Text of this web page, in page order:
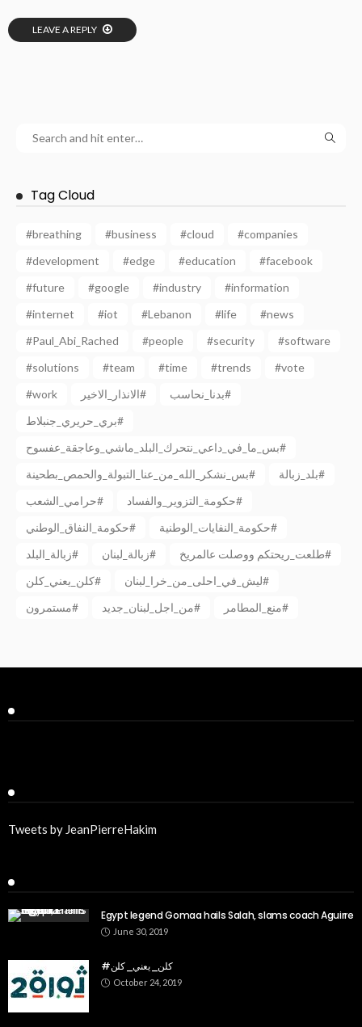
LEAVE A REPLY
Tag Cloud
#breathing #business #cloud
#companies
#development
#edge #education
#facebook
#future
#google #industry
#information
#internet
#iot #Lebanon #life
#news
#Paul_Abi_Rached
#people #security
#software
#solutions
#team #time #trends
#vote
#work
الانذار_الاخير#
بدنا_نحاسب#
بري_حريري_جنبلاط#
بس_ما_في_داعي_نتحرك_البلد_ماشي_وعاجقة_عفسوح#
بس_نشكر_الله_من_عنا_التبولة_والحمص_بطحينة#
بلد_زبالة#
حرامي_الشعب#
حكومة_التزوير_والفساد#
حكومة_النفاق_الوطني#
حكومة_النفايات_الوطنية#
زبالة_البلد#
زبالة_لبنان#
طلعت_ريحتكم ووصلت عالمريخ#
كلن_يعني_كلن#
ليش_في_احلى_من_خرا_لبنان#
مستمرون#
من_اجل_لبنان_جديد# منع_المطامر#
Tweets by JeanPierreHakim
Egypt legend Gomaa hails Salah, slams coach Aguirre
June 30, 2019
#كلن_يعني_كلن
October 24, 2019